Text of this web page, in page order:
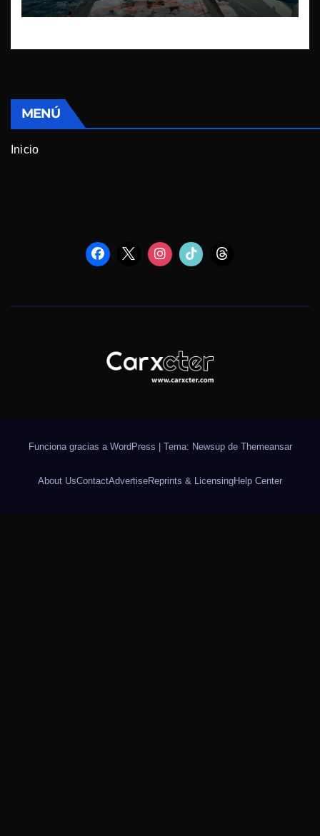
MENÚ
Inicio
Funciona gracias a WordPress Tema: Newsup de Themeansar
About UsContactAdvertiseReprints & LicensingHelp Center